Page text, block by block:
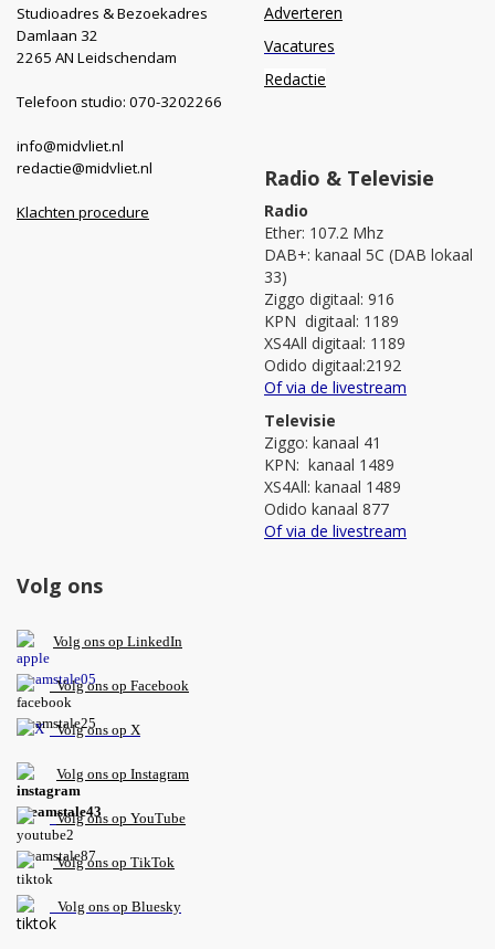
Studioadres & Bezoekadres
Damlaan 32
2265 AN Leidschendam
Telefoon studio: 070-3202266
info@midvliet.nl
redactie@midvliet.nl
Klachten procedure
Adverteren
Vacatures
Redactie
Radio & Televisie
Radio
Ether: 107.2 Mhz
DAB+: kanaal 5C (DAB lokaal
33)
Ziggo digitaal: 916
KPN digitaal: 1189
XS4All digitaal: 1189
Odido digitaal:2192
Of via de livestream
Televisie
Ziggo: kanaal 41
KPN: kanaal 1489
XS4All: kanaal 1489
Odido kanaal 877
Of via de livestream
Volg ons
Volg ons op LinkedIn
Volg ons op Facebook
Volg ons op X
Volg ons op Instagram
Volgons op YouTube
Volg ons op TikTok
Volg ons op Bluesky